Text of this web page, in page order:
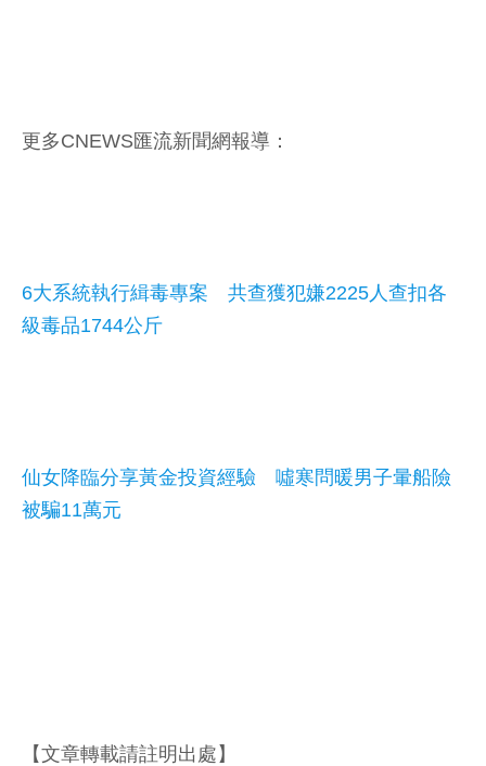
更多CNEWS匯流新聞網報導：
6大系統執行緝毒專案 共查獲犯嫌2225人查扣各
級毒品1744公斤
仙女降臨分享黃金投資經驗 噓寒問暖男子暈船險
被騙11萬元
【文章轉載請註明出處】